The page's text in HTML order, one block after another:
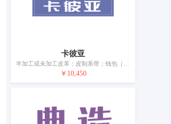
卡彼亚
半加工或未加工皮革；皮制系带；钱包（钱夹）；手提包；行李箱；包；皮夹子；背包；伞；手杖
￥10,450